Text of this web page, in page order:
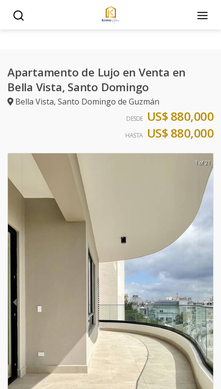
Apartamento de Lujo en Venta en
Bella Vista, Santo Domingo
Bella Vista, Santo Domingo de Guzmán
DESDE US$ 880,000
HASTA US$ 880,000
1 of 21